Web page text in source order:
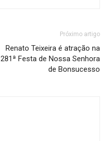
Próximo artigo
Renato Teixeira é atração na
281ª Festa de Nossa Senhora
de Bonsucesso